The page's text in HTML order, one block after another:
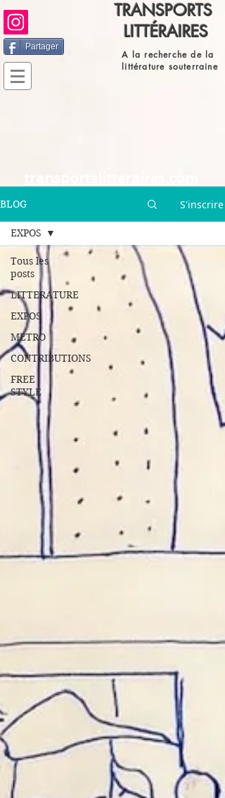
Partager
TRANSPORTS
LITTÉRAIRES
A la recherche de la
littérature souterraine
BLOG S'inscrire
Tous les
posts
LITTERATURE
EXPOS
METRO
CONTRIBUTIONS
FREE
STYLE
EXPOS